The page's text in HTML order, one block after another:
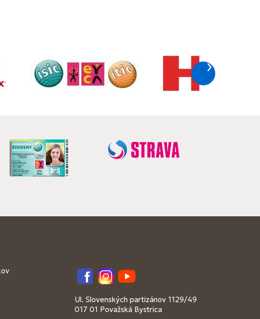
FacebookInstagramYouTube
Ul. Slovenských partizánov 1129/49
017 01 Považská Bystrica